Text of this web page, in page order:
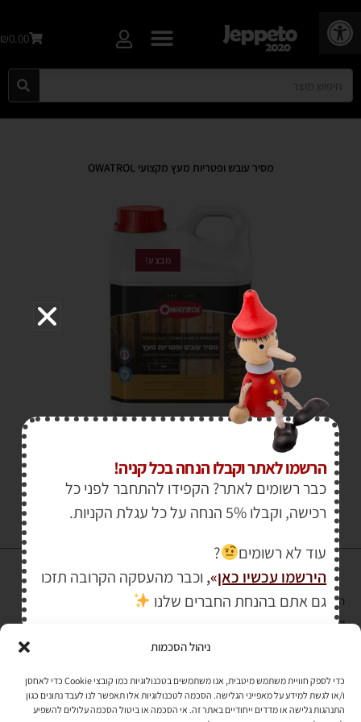
פתח סרגל נגישות
ניהול הסכמות
כדי לספק חוויית משתמש מיטבית, אנו משתמשים בטכנולוגיות כמו קובצי Cookie כדי לאחסן
ו/או לגשת למידע על מאפייני הגלישה. הסכמה לטכנולוגיות אלו תאפשר לנו לעבד נתונים כגון
התנהגות גלישה או מדדים ייחודיים באתר זה. אי הסכמה או ביטול הסכמה עלולים להשפיע
₪0.00
מסיר עובש ופטריות מעץ מקצועי OWATROL
מבצע!
והעומד בתקן אבטחה PCI DSS Level-1
לתקנון האתר»
הרשמו לאתר וקבלו הנחה בכל קניה!
כבר רשומים לאתר? הקפידו להתחבר לפני כל
רכישה, וקבלו 5% הנחה על כל עגלת הקניות.
עוד לא רשומים
?
הירשמו עכשיו כאן»
, וכבר מהעסקה הקרובה תזכו
גם אתם בהנחת החברים שלנו